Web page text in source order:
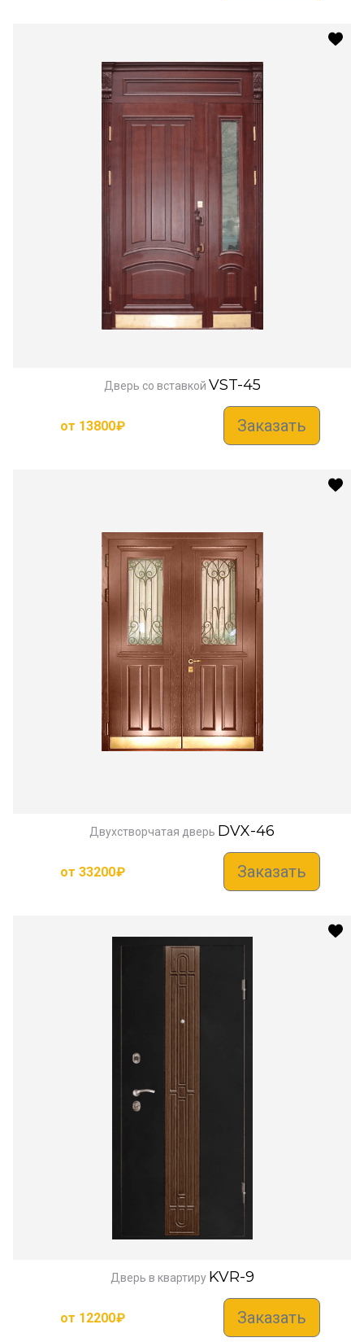
Дверь со вставкой VST-45
от 13800₽ Заказать
Двухстворчатая дверь DVX-46
от 33200₽ Заказать
Дверь в квартиру KVR-9
от 12200₽ Заказать